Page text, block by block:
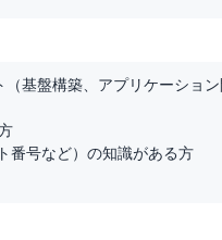
基盤構築、アプリケーショ
番号など）の知識がある方